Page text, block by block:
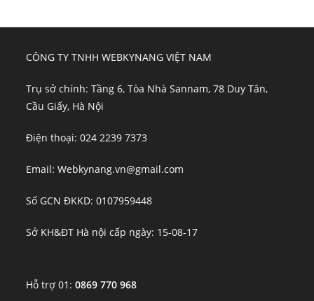
CÔNG TY TNHH WEBKYNANG VIỆT NAM
Trụ sở chính: Tầng 6, Tòa Nhà Sannam, 78 Duy Tân,
Cầu Giấy, Hà Nội
Điện thoại: 024 2239 7373
Email: Webkynang.vn@gmail.com
Số GCN ĐKKD: 0107959448
Sở KH&ĐT Hà nội cấp ngày: 15-08-17
Hỗ trợ 01:0869 770 968